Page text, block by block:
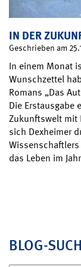
IN DER
Geschrieben am
In einem Monat
Wunschzettel
Romans „Das
Die Erstausgabe
Zukunftswelt mit
sich Dexheimer
das Leben im
BLOG-